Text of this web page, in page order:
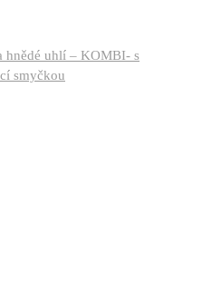
hnědé uhlí – KOMBI- s
smyčkou